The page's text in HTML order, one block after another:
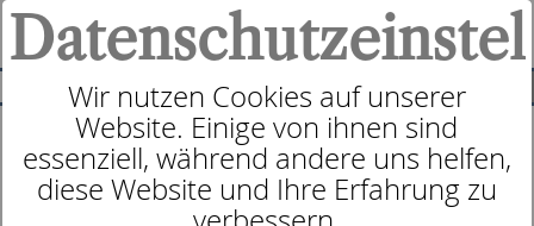
SUCHE
0
Taschenfederkernmatratze
dormabell Innova Air T 16
Wir nutzen Cookies auf unserer
Website. Einige von ihnen sind
essenziell, während andere uns helfen,
diese Website und Ihre Erfahrung zu